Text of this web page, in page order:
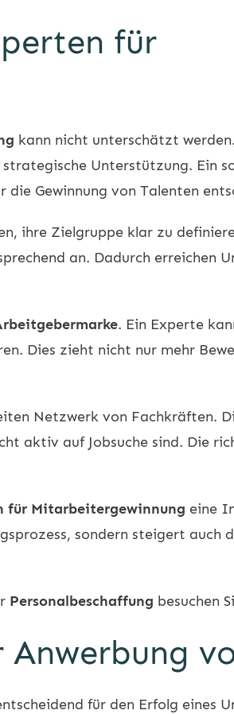
für
kann nicht unterschätzt
Unterstützung. Ein
die Gewinnung von Talenten
ihre Zielgruppe klar zu
an. Dadurch erreichen
. Ein Experte
Dies zieht nicht nur mehr
Netzwerk von Fachkräften.
aktiv auf Jobsuche sind. Die
für Mitarbeitergewinnung eine
sondern steigert auch
Personalbeschaffung besuchen
für den Erfolg eines